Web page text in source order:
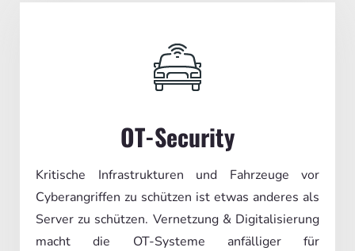
OT-Security
Kritische Infrastrukturen und Fahrzeuge vor
Cyberangriffen zu schützen ist etwas anderes als
Server zu schützen. Vernetzung & Digitalisierung
macht die OT-Systeme anfälliger für